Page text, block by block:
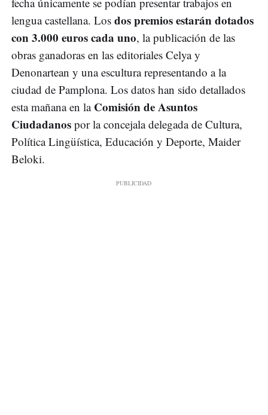
lengua castellana. Los dos premios estarán dotados
con 3.000 euros cada uno, la publicación de las
obras ganadoras en las editoriales Celya y
Denonartean y una escultura representando a la
ciudad de Pamplona. Los datos han sido detallados
esta mañana en la Comisión de Asuntos
Ciudadanos por la concejala delegada de Cultura,
Política Lingüística, Educación y Deporte, Maider
Beloki.